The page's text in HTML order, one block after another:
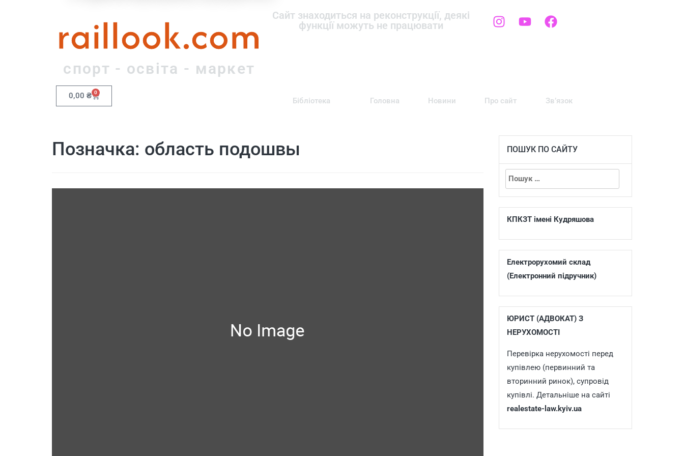
raillook.com
спорт - освіта - маркет
Сайт знаходиться на реконструкції, деякі
функції можуть не працювати
0,00 ₴ 0
Бібліотека Головна Новини Про сайт Зв’язок
Позначка: область подошвы ПОШУК ПО САЙТУ
КПКЗТ імені Кудряшова
Електрорухомий склад
(Електронний підручник)
ЮРИСТ (АДВОКАТ) З
НЕРУХОМОСТІ
Перевірка нерухомості перед
купівлею (первинний та
вторинний ринок), супровід
купівлі. Детальніше на сайті
realestate-law.kyiv.ua